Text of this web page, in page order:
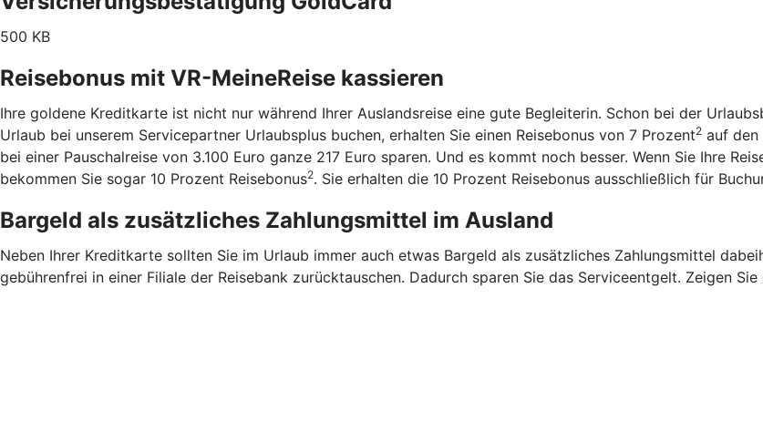
500 KB
Reisebonus mit VR-MeineReise kassieren
Ihre goldene Kreditkarte ist nicht nur während Ihrer Auslandsreise eine gute Begleiterin. Schon bei der
Urlaub bei unserem Servicepartner Urlaubsplus buchen, erhalten Sie einen Reisebonus von 7 Prozent2 auf den
bei einer Pauschalreise von 3.100 Euro ganze 217 Euro sparen. Und es kommt noch besser. Wenn Sie Ihre
bekommen Sie sogar 10 Prozent Reisebonus2. Sie erhalten die 10 Prozent Reisebonus ausschließlich für
Bargeld als zusätzliches Zahlungsmittel im Ausland
Neben Ihrer Kreditkarte sollten Sie im Urlaub immer auch etwas Bargeld als zusätzliches Zahlungsmittel
gebührenfrei in einer Filiale der Reisebank zurücktauschen. Dadurch sparen Sie das Serviceentgelt. Zeigen